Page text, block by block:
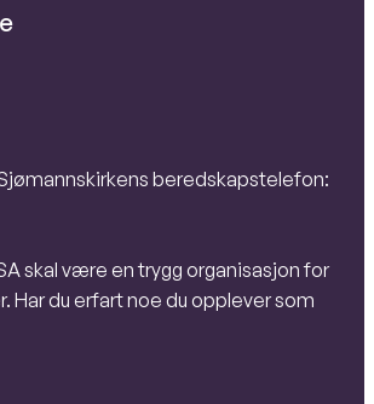
beredskapstelefon:
skal være en trygg organisasjon for
Har du erfart noe du opplever som